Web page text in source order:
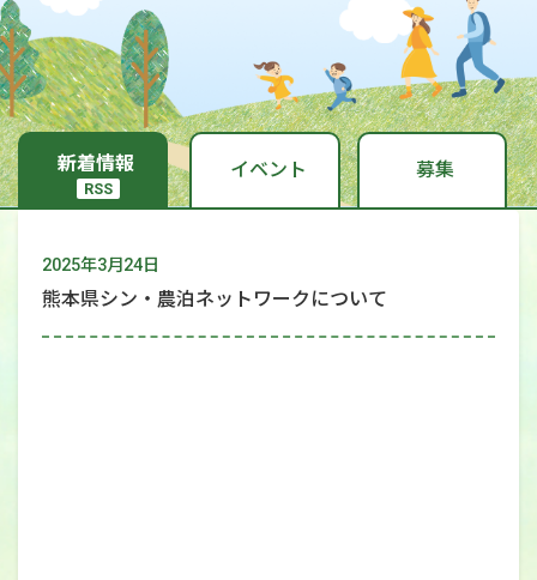
新着情報
RSS
イベント 募集
2025年3月 24日
熊本県シン・農泊ネットワークについて